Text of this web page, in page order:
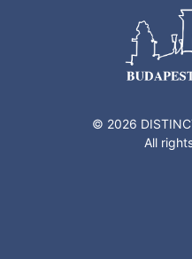
© 2026
All